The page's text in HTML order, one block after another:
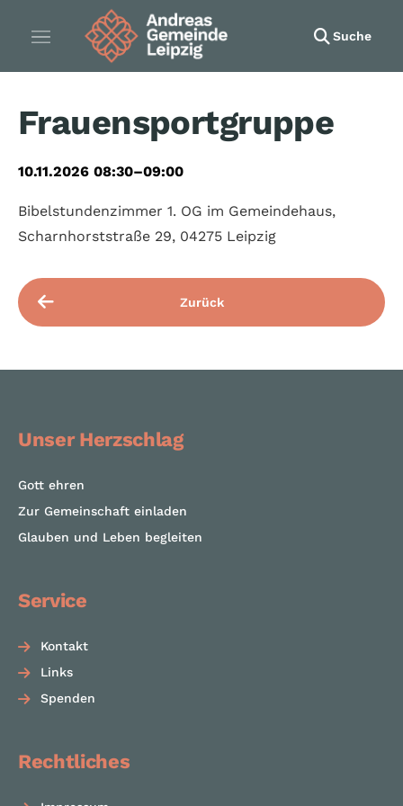
Suche
Frauensportgruppe
10.11.2026 08:30–09:00
Bibelstundenzimmer 1. OG im Gemeindehaus,
Scharnhorststraße 29, 04275 Leipzig
Zurück
Unser Herzschlag
Gott ehren
Zur Gemeinschaft einladen
Glauben und Leben begleiten
Service
Kontakt
Links
Spenden
Rechtliches